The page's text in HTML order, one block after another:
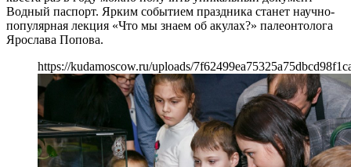
Водный паспорт. Ярким событием праздника станет научно-
популярная лекция «Что мы знаем об акулах?» палеонтолога
Ярослава Попова.
https://kudamoscow.ru/uploads/